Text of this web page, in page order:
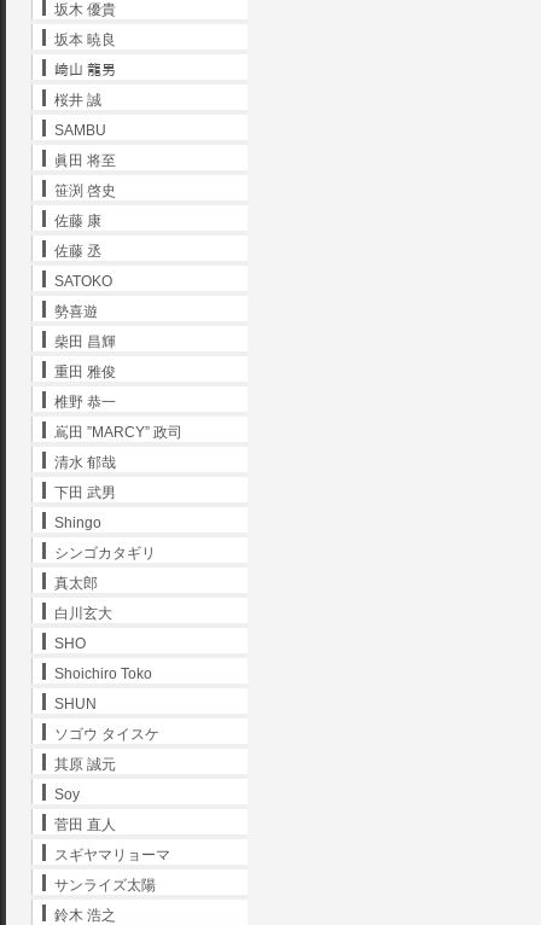
坂木 優貴
坂本 暁良
﨑山 龍男
桜井 誠
SAMBU
眞田 将至
笹渕 啓史
佐藤 康
佐藤 丞
SATOKO
勢喜遊
柴田 昌輝
重田 雅俊
椎野 恭一
嶌田 ”MARCY” 政司
清水 郁哉
下田 武男
Shingo
シンゴカタギリ
真太郎
白川玄大
SHO
Shoichiro Toko
SHUN
ソゴウ タイスケ
其原 誠元
Soy
菅田 直人
スギヤマリョーマ
サンライズ太陽
鈴木 浩之